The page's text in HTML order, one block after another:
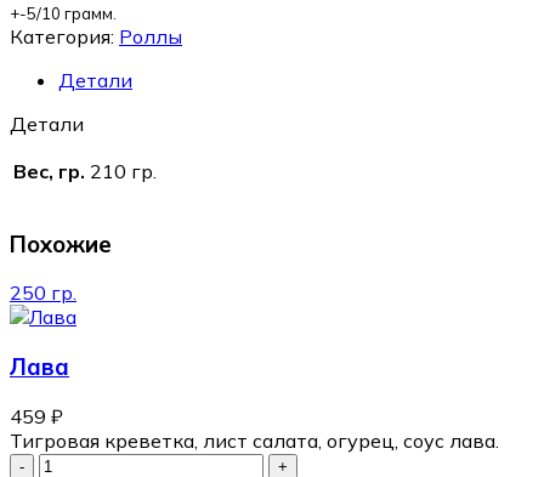
+-5/10 грамм.
Категория: Роллы
Детали
Детали
Вес, гр. 210 гр.
Похожие
250 гр.
Лава
459 ₽
Тигровая креветка, лист салата, огурец, соус лава.